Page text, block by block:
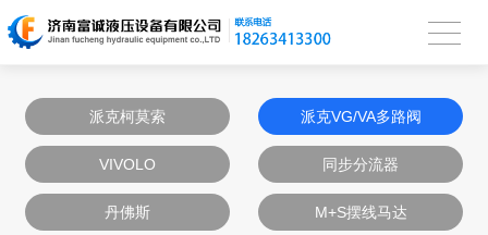
派克柯莫索 派克VG/VA多路阀
VIVOLO 同步分流器
丹佛斯 M+S摆线马达